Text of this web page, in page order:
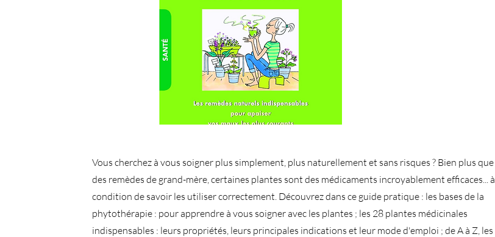
Vous cherchez à vous soigner plus simplement, plus naturellement et sans risques ? Bien plus que
des remèdes de grand-mère, certaines plantes sont des médicaments incroyablement efficaces... à
condition de savoir les utiliser correctement. Découvrez dans ce guide pratique : les bases de la
phytothérapie : pour apprendre à vous soigner avec les plantes ; les 28 plantes médicinales
indispensables : leurs propriétés, leurs principales indications et leur mode d'emploi ; de A à Z, les